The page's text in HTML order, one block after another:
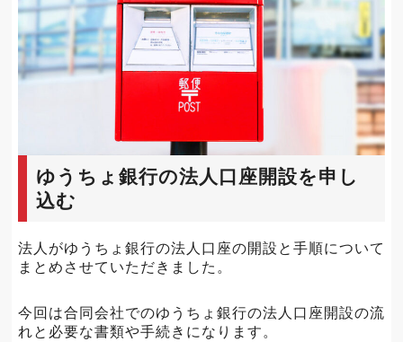
ゆうちょ銀行の法人口座開設を申し
込む
法人がゆうちょ銀行の法人口座の開設と手順について
まとめさせていただきました。
今回は合同会社でのゆうちょ銀行の法人口座開設の流
れと必要な書類や手続きになります。